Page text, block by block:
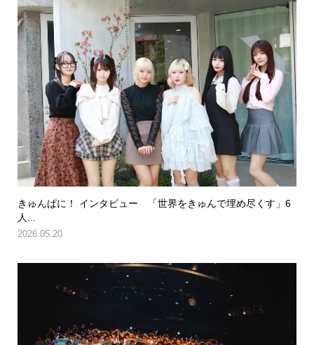
きゅんぱに！ インタビュー 「世界をきゅんで埋め尽くす」6
人...
2026.05.20